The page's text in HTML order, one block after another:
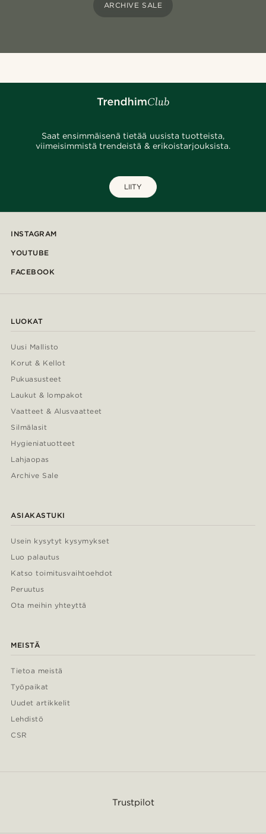
ARCHIVE SALE
Saat ensimmäisenä tietää uusista tuotteista,
viimeisimmistä trendeistä & erikoistarjouksista.
LIITY
INSTAGRAM
YOUTUBE
FACEBOOK
LUOKAT
Uusi Mallisto
Korut & Kellot
Pukuasusteet
Laukut & lompakot
Vaatteet & Alusvaatteet
Silmälasit
Hygieniatuotteet
Lahjaopas
Archive Sale
ASIAKASTUKI
Usein kysytyt kysymykset
Luo palautus
Katso toimitusvaihtoehdot
Peruutus
Ota meihin yhteyttä
MEISTÄ
Tietoa meistä
Työpaikat
Uudet artikkelit
Lehdistö
CSR
Trustpilot